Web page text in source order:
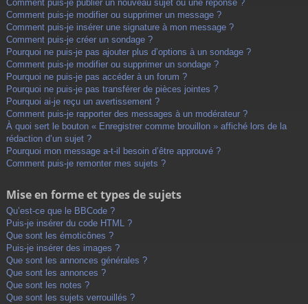
Comment puis-je publier un nouveau sujet ou une réponse ?
Comment puis-je modifier ou supprimer un message ?
Comment puis-je insérer une signature à mon message ?
Comment puis-je créer un sondage ?
Pourquoi ne puis-je pas ajouter plus d’options à un sondage ?
Comment puis-je modifier ou supprimer un sondage ?
Pourquoi ne puis-je pas accéder à un forum ?
Pourquoi ne puis-je pas transférer de pièces jointes ?
Pourquoi ai-je reçu un avertissement ?
Comment puis-je rapporter des messages à un modérateur ?
À quoi sert le bouton « Enregistrer comme brouillon » affiché lors de la
rédaction d’un sujet ?
Pourquoi mon message a-t-il besoin d’être approuvé ?
Comment puis-je remonter mes sujets ?
Mise en forme et types de sujets
Qu’est-ce que le BBCode ?
Puis-je insérer du code HTML ?
Que sont les émoticônes ?
Puis-je insérer des images ?
Que sont les annonces générales ?
Que sont les annonces ?
Que sont les notes ?
Que sont les sujets verrouillés ?